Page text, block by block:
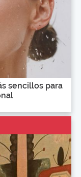
sencillos para